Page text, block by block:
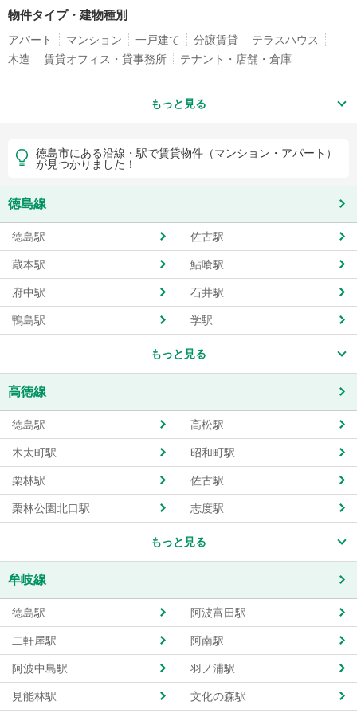
物件タイプ・建物種別
アパート マンション 一戸建て 分譲賃貸
テラスハウス
木造
賃貸オフィス・貸事務所 テナント・店舗・倉庫
もっと見る
徳島市にある沿線・駅で賃貸物件（マンション・アパート）
が見つかりました！
徳島線
徳島駅 佐古駅
蔵本駅 鮎喰駅
府中駅 石井駅
鴨島駅 学駅
もっと見る
高徳線
徳島駅 高松駅
木太町駅 昭和町駅
栗林駅 佐古駅
栗林公園北口駅 志度駅
もっと見る
牟岐線
徳島駅 阿波富田駅
二軒屋駅 阿南駅
阿波中島駅 羽ノ浦駅
見能林駅 文化の森駅